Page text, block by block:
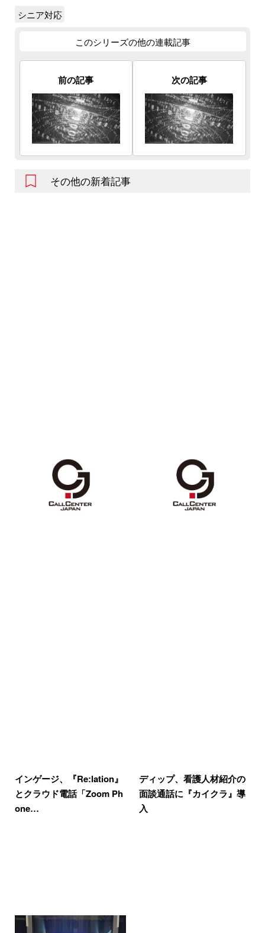
シニア対応
このシリーズの他の連載記事
前の記事 次の記事
その他の新着記事
インゲージ、『Re:lation』
とクラウド電話「Zoom Ph
one…
ディップ、看護人材紹介の
面談通話に『カイクラ』導
入